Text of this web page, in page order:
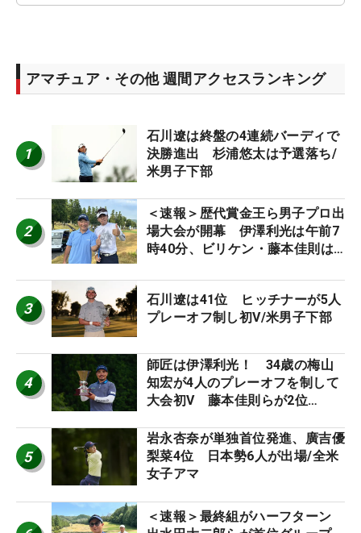
アマチュア・その他 週間アクセスランキング
1
石川遼は終盤の4連続バーディで
決勝進出 杉浦悠太は予選落ち/
米男子下部
2
＜速報＞歴代賞金王ら男子プロ出
場大会が開幕 伊澤利光は午前7
時40分、ビリケン・藤本佳則は
STAGE JOYX OPEN】
3
石川遼は41位 ヒッチナーが5人
プレーオフ制し初V/米男子下部
4
師匠は伊澤利光！ 34歳の梅山
知宏が4人のプレーオフを制して
大会初V 藤本佳則らが2位
5
岩永杏奈が単独首位発進、廣吉優
梨菜4位 日本勢6人が出場/全米
女子アマ
＜速報＞最終組がハーフターン